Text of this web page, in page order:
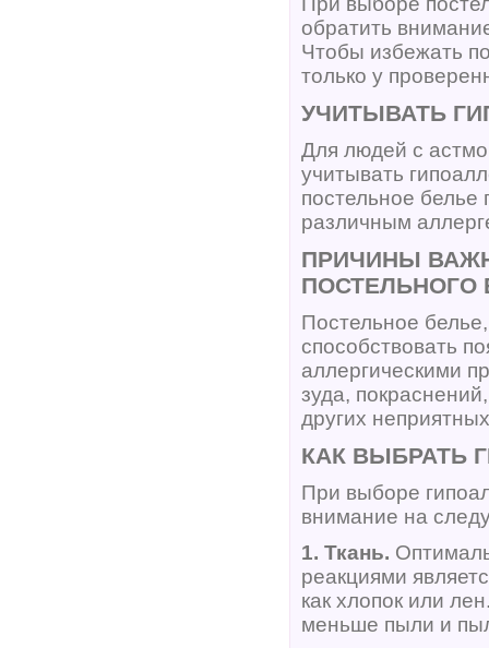
обратить
Чтобы избежать
только у
УЧИТЫВАТЬ
Для людей с
учитывать
постельное
различным
ПРИЧИНЫ
ПОСТЕЛЬНОГО
Постельное
способствовать
аллергическими
зуда,
других
КАК ВЫБРАТЬ
При выборе
внимание на
1. Ткань.
реакциями
как хлопок или
меньше пыли и